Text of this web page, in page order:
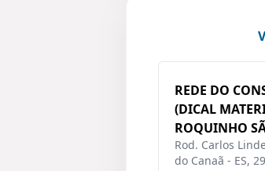
REDE DO
(DICAL
ROQUINHO
Rod. Carlos
do Canaã - ES,